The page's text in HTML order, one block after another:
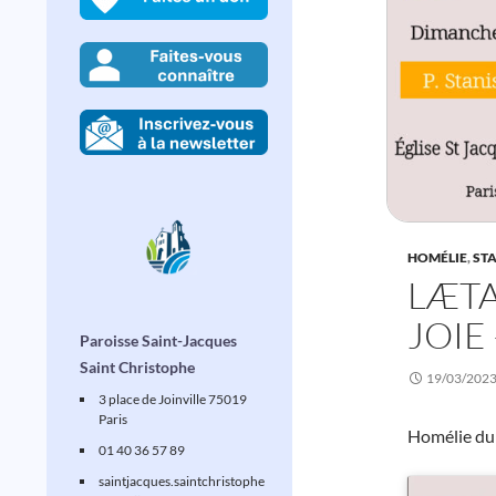
HOMÉLIE,
19/03/2023
Homélie
Paroisse Saint-Jacques
Saint Christophe
3 place de Joinville 75019
Paris
01 40 36 57 89
saintjacques .saintchristophe